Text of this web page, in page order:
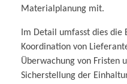
Materialplanung mit.
Im Detail umfasst dies
Koordination von
Überwachung von Fristen
Sicherstellung der